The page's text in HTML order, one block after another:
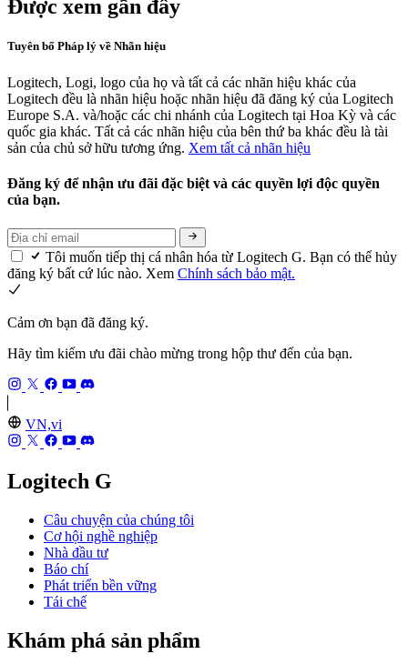
Được xem gần đây
Tuyên bố Pháp lý về Nhãn hiệu
Logitech, Logi, logo của họ và tất cả các nhãn hiệu khác của
Logitech đều là nhãn hiệu hoặc nhãn hiệu đã đăng ký của Logitech
Europe S.A. và/hoặc các chi nhánh của Logitech tại Hoa Kỳ và các
quốc gia khác. Tất cả các nhãn hiệu của bên thứ ba khác đều là tài
sản của chủ sở hữu tương ứng. Xem tất cả nhãn hiệu
Đăng ký để nhận ưu đãi đặc biệt và các quyền lợi độc quyền
của bạn.
Tôi muốn tiếp thị cá nhân hóa từ Logitech G. Bạn có thể hủy
đăng ký bất cứ lúc nào. Xem Chính sách bảo mật.
Cảm ơn bạn đã đăng ký.
Hãy tìm kiếm ưu đãi chào mừng trong hộp thư đến của bạn.
VN,vi
Logitech G
Câu chuyện của chúng tôi
Cơ hội nghề nghiệp
Nhà đầu tư
Báo chí
Phát triển bền vững
Tái chế
Khám phá sản phẩm